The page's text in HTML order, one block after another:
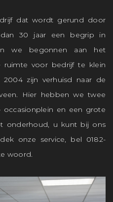
dat wordt gerund door
30 jaar een begrip in
we begonnen aan het
ruimte voor bedrijf te klein
zijn verhuisd naar de
Hier hebben we twee
en een grote
onderhoud, u kunt bij ons
onze service, bel 0182-
woord.